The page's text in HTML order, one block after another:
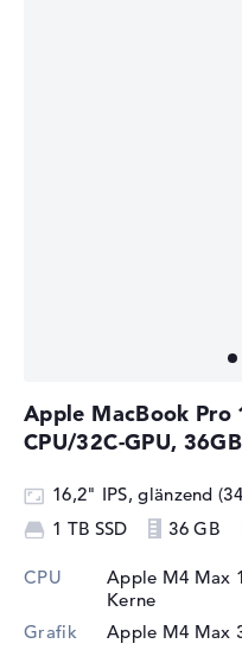
Apple MacBook
CPU/32C-GPU,
16,2" IPS, glänzend
1 TB SSD
36 GB
CPU Apple M4 Max
Kerne
Grafik
Apple M4 Max